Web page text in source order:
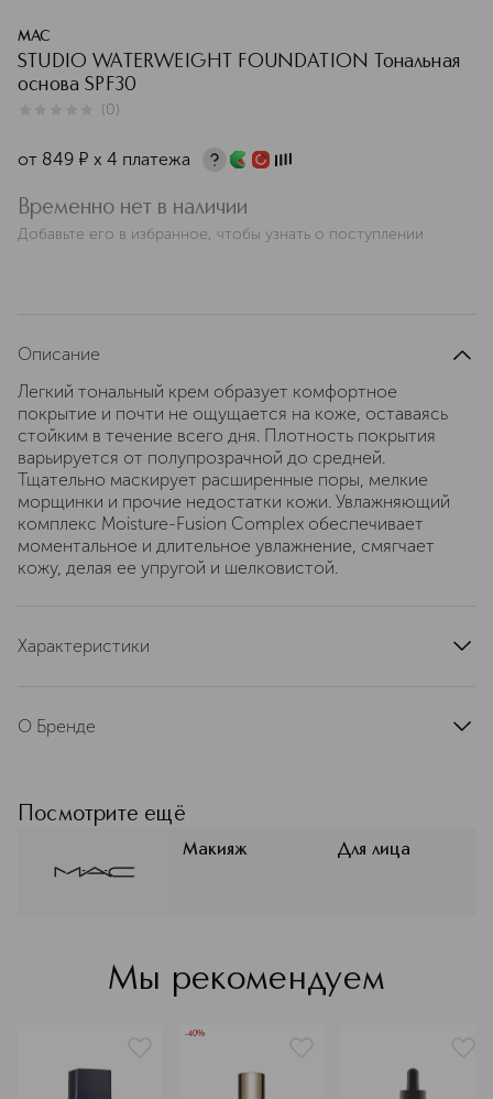
MAC
STUDIO WATERWEIGHT FOUNDATION Тональная
основа SPF30
(0)
от 849 ¤ х 4 платежа
Временно нет в наличии
Добавьте его в избранное, чтобы узнать о поступлении
Описание
Легкий тональный крем образует комфортное
покрытие и почти не ощущается на коже, оставаясь
стойким в течение всего дня. Плотность покрытия
варьируется от полупрозрачной до средней.
Тщательно маскирует расширенные поры, мелкие
морщинки и прочие недостатки кожи. Увлажняющий
комплекс Moisture-Fusion Complex обеспечивает
моментальное и длительное увлажнение, смягчает
кожу, делая ее упругой и шелковистой.
Характеристики
О Бренде
уважении к индивидуальности.
Миссия бренда — превратить
макияж в искусство для каждого
странах присутствия.
Посмотрите ещё
Макияж Для лица
Мы рекомендуем
-40%